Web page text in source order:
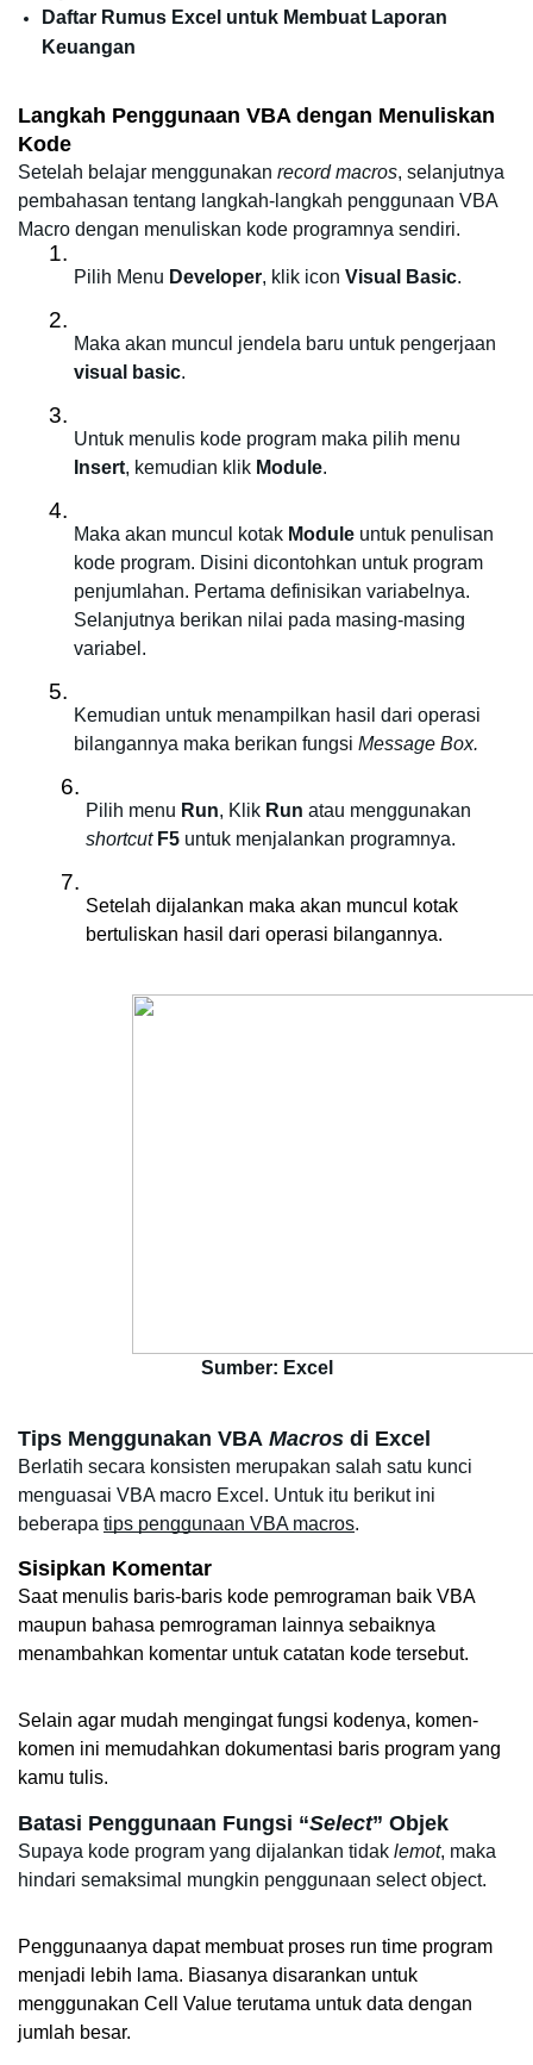
Daftar Rumus Excel untuk Membuat Laporan
Keuangan
Langkah Penggunaan VBA dengan Menuliskan
Kode
Setelah belajar menggunakan record macros, selanjutnya
pembahasan tentang langkah-langkah penggunaan VBA
Macro dengan menuliskan kode programnya sendiri.
Pilih Menu Developer, klik icon Visual Basic.
visual basic.
Insert, kemudian klik Module.
Maka akan muncul kotak Module untuk penulisan
kode program. Disini dicontohkan untuk program
penjumlahan. Pertama definisikan variabelnya.
Selanjutnya berikan nilai pada masing-masing
variabel.
Kemudian untuk menampilkan hasil dari operasi
bilangannya maka berikan fungsi Message Box.
Pilih menu Run, Klik Run
shortcut F5 untuk menjalankan programnya.
Setelah dijalankan maka akan muncul kotak
bertuliskan hasil dari operasi bilangannya.
Sumber: Excel
Tips Menggunakan VBA Macros di Excel
Berlatih secara konsisten merupakan salah satu kunci
menguasai VBA macro Excel. Untuk itu berikut ini
beberapa tips penggunaan VBA macros.
Sisipkan Komentar
Saat menulis baris-baris kode pemrograman baik VBA
maupun bahasa pemrograman lainnya sebaiknya
menambahkan komentar untuk catatan kode tersebut.
Selain agar mudah mengingat fungsi kodenya, komen-
komen ini memudahkan dokumentasi baris program yang
kamu tulis.
Batasi Penggunaan Fungsi “Select” Objek
Supaya kode program yang dijalankan tidak lemot, maka
hindari semaksimal mungkin penggunaan select object.
Penggunaanya dapat membuat proses run time program
menjadi lebih lama. Biasanya disarankan untuk
menggunakan Cell Value terutama untuk data dengan
jumlah besar.